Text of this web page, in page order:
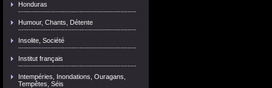
Honduras
Humour, Chants, Détente
Insolite, Société
Institut français
Intempéries, Inondations, Ouragans,
Tempêtes, Séis